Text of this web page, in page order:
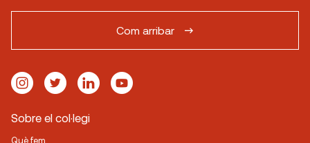
Com arribar
Sobre el col·legi
Què fem